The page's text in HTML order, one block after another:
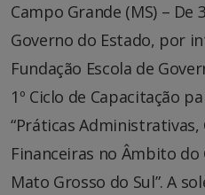
Campo Grande (MS) – De
Governo do Estado, por
Fundação Escola de
1º Ciclo de Capacitação
“Práticas
Financeiras no Âmbito do
Mato Grosso do Sul”. A